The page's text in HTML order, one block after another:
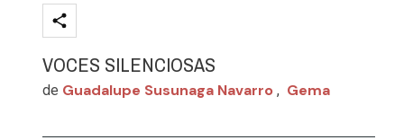
VOCES SILENCIOSAS
de Guadalupe Susunaga Navarro , Gema